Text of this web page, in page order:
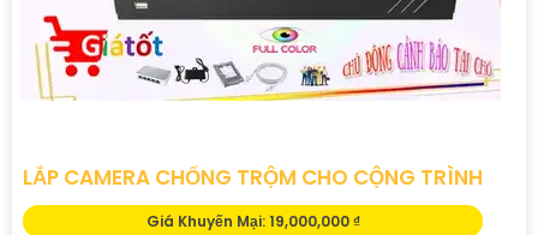
LẮP CAMERA CHỐNG TRỘM CHO CỘNG TRÌNH
Giá Khuyến Mại: 19,000,000 ₫